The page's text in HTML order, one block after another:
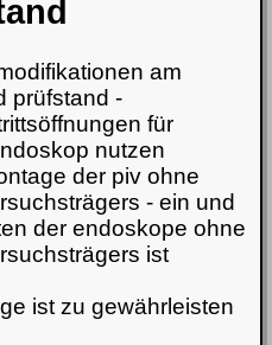
am
prüfstand -
für
nutzen
der piv ohne
- ein und
der endoskope ohne
ist
ist zu gewährleisten